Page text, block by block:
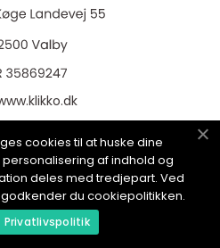
Menu
cookies til at huske dine
af indhold og
deles med tredjepart. Ved
du cookiepolitikken.
Privatlivspolitik